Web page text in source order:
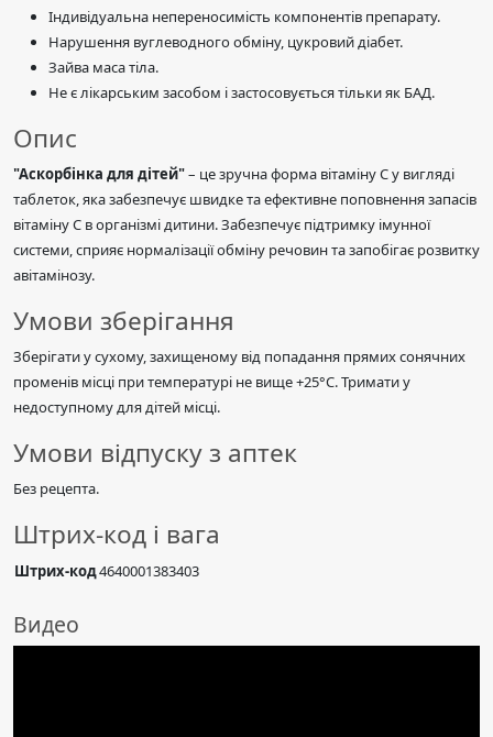
Індивідуальна непереносимість компонентів препарату.
Нарушення вуглеводного обміну, цукровий діабет.
Зайва маса тіла.
Не є лікарським засобом і застосовується тільки як БАД.
Опис
"Аскорбінка для дітей"– це зручна форма вітаміну C у вигляді
таблеток, яка забезпечує швидке та ефективне поповнення запасів
вітаміну C в організмі дитини. Забезпечує підтримку імунної
системи, сприяє нормалізації обміну речовин та запобігає розвитку
авітамінозу.
Умови зберігання
Зберігати у сухому, захищеному від попадання прямих сонячних
променів місці при температурі не вище +25°С. Тримати у
недоступному для дітей місці.
Умови відпуску з аптек
Без рецепта.
Штрих-код і вага
Штрих-код4640001383403
Видео